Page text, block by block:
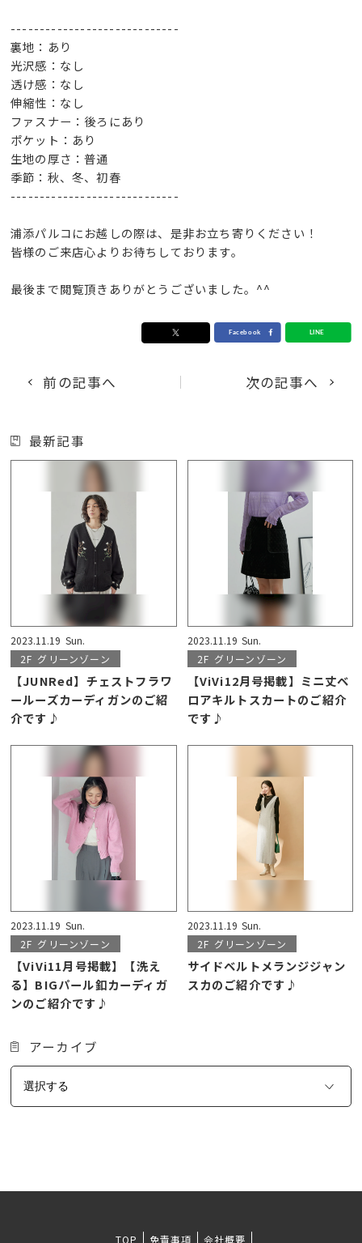
-----------------------------
裏地：あり
光沢感：なし
透け感：なし
伸縮性：なし
ファスナー：後ろにあり
ポケット：あり
生地の厚さ：普通
季節：秋、冬、初春
-----------------------------
浦添パルコにお越しの際は、是非お立ち寄りください！
皆様のご来店心よりお待ちしております。
最後まで閲覧頂きありがとうございました。^^
前の記事へ 次の記事へ
最新記事
2023.11.19 Sun.
2F グリーンゾーン
【JUNRed】チェストフラワ
ールーズカーディガンのご紹
介です♪
2023.11.19 Sun.
2F グリーンゾーン
【ViVi12月号掲載】ミニ丈ベ
ロアキルトスカートのご紹介
です♪
2023.11.19 Sun.
2F グリーンゾーン
【ViVi11月号掲載】【洗え
る】BIGパール釦カーディガ
ンのご紹介です♪
2023.11.19 Sun.
2F グリーンゾーン
サイドベルトメランジジャン
スカのご紹介です♪
アーカイブ
TOP 免責事項 会社概要